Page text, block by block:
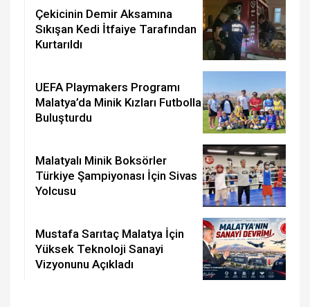
Çekicinin Demir Aksamına
Sıkışan Kedi İtfaiye Tarafından
Kurtarıldı
UEFA Playmakers Programı
Malatya’da Minik Kızları Futbolla
Buluşturdu
Malatyalı Minik Boksörler
Türkiye Şampiyonası İçin Sivas
Yolcusu
Mustafa Sarıtaç Malatya İçin
Yüksek Teknoloji Sanayi
Vizyonunu Açıkladı